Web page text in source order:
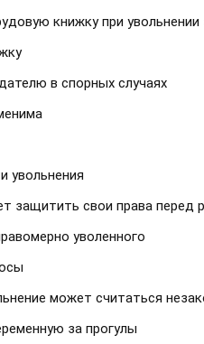
книжку при увольнении
в спорных случаях
увольнения
защитить свои права перед
уволенного
может считаться
за прогулы